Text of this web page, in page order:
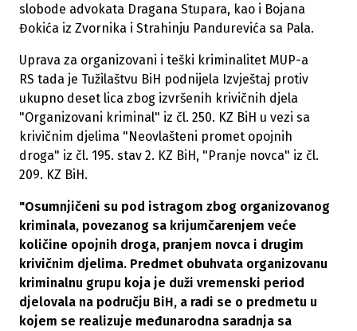
slobode advokata Dragana Stupara, kao i Bojana
Đokića iz Zvornika i Strahinju Pandurevića sa Pala.
Uprava za organizovani i teški kriminalitet MUP-a
RS tada je Tužilaštvu BiH podnijela Izvještaj protiv
ukupno deset lica zbog izvršenih krivičnih djela
"Organizovani kriminal" iz čl. 250. KZ BiH u vezi sa
krivičnim djelima "Neovlašteni promet opojnih
droga" iz čl. 195. stav 2. KZ BiH, "Pranje novca" iz čl.
209. KZ BiH.
"Osumnjičeni su pod istragom zbog organizovanog
kriminala, povezanog sa krijumčarenjem veće
količine opojnih droga, pranjem novca i drugim
krivičnim djelima. Predmet obuhvata organizovanu
kriminalnu grupu koja je duži vremenski period
djelovala na području BiH, a radi se o predmetu u
kojem se realizuje međunarodna saradnja sa